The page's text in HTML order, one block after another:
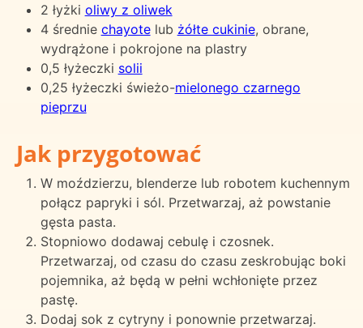
2 łyżki oliwy z oliwek
4 średnie chayotelub żółte cukinie, obrane,
wydrążone i pokrojone na plastry
0,5 łyżeczki solii
0,25 łyżeczki świeżo-mielonego czarnego
pieprzu
Jak przygotować
W moździerzu, blenderze lub robotem kuchennym
połącz papryki i sól. Przetwarzaj, aż powstanie
gęsta pasta.
Stopniowo dodawaj cebulę i czosnek.
Przetwarzaj, od czasu do czasu zeskrobując boki
pojemnika, aż będą w pełni wchłonięte przez
pastę.
Dodaj sok z cytryny i ponownie przetwarzaj.